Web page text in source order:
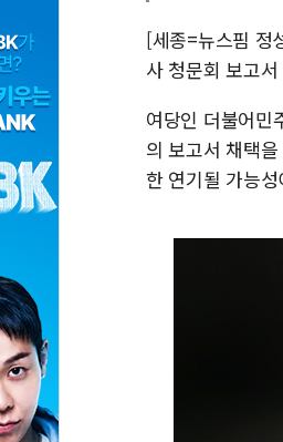
[세종=뉴스핌 정
사 청문회 보고
여당인 더불어민
의 보고서 채택
한 연기될 가능